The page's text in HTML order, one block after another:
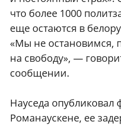
что более 1000
еще остаются в
«Мы не остановимся,
на свободу», —
сообщении.
Науседа опубликовал
Романаускене, ее